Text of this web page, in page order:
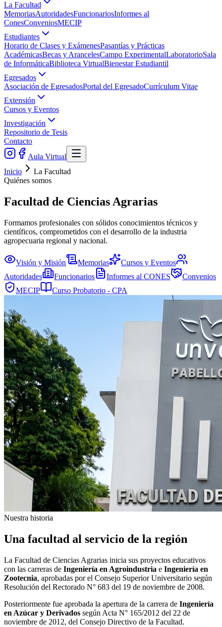
La Facultad
MemoriasAutoridadesFuncionariosInformes al
ConesConveniosMECIP
Estudiantes
Horario de Clases y ExámenesPasantías y Prácticas
AcadémicasBecas y ArancelesCampo ExperimentalLaboratorioSala
de InformáticaBiblioteca VirtualBienestar Estudiantil
Egresados
Asociación de EgresadosPortal del EgresadoCurrículum Vitae
Extensión
Cursos y Eventos
Investigación
Repositorio de Tesis
Contacto
Aula Virtual
Inicio
La Facultad
Quiénes somos
Facultad de Ciencias Agrarias
Formamos profesionales con sólidos conocimientos técnicos y
científicos, comprometidos con el desarrollo de la industria
agropecuaria regional y nacional.
Visión y Misión Memorias
Cursos y Eventos
Autoridades
Funcionarios Informes al CONES
Convenios
MECIP
Curso Probatorio - CPA
Nuestra historia
Una facultad al servicio de la región
La Facultad de Ciencias Agrarias inicia sus proyectos educativos
con las carreras de Ingeniería en Agroindustria e Ingeniería en
Zootecnia, aprobadas por el Consejo Superior Universitario según
Resolución del Rectorado N° 683 del 19 de noviembre de 2008.
Posteriormente fue aprobada la apertura de la carrera de Ingeniería
en Azúcar y Derivados según Acta N° 165/2012 del 22 de
noviembre de 2012, del Consejo Directivo de la Facultad.